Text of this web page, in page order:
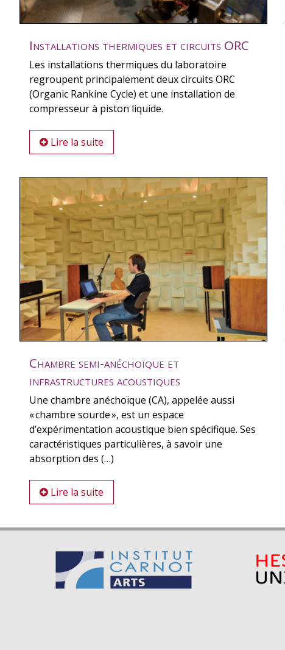
Installations thermiques et circuits ORC
Les installations thermiques du laboratoire
regroupent principalement deux circuits ORC
(Organic Rankine Cycle) et une installation de
compresseur à piston liquide.
Lire la suite
Chambre semi-anéchoïque et
infrastructures acoustiques
Une chambre anéchoïque (CA), appelée aussi
« chambre sourde », est un espace
d’expérimentation acoustique bien spécifique. Ses
caractéristiques particulières, à savoir une
absorption des (…)
Lire la suite